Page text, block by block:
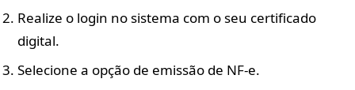
Realize o login no sistema com o seu certificado
digital.
Selecione a opção de emissão de NF-e.